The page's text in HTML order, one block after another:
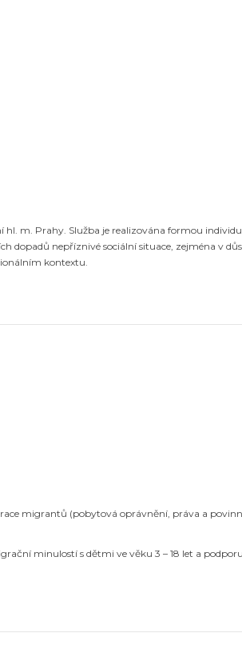
m. Prahy. Služba je realizována formou
nepříznivé sociální situace, zejména v
kontextu.
migrantů (pobytová oprávnění, práva a
minulostí s dětmi ve věku 3 – 18 let a